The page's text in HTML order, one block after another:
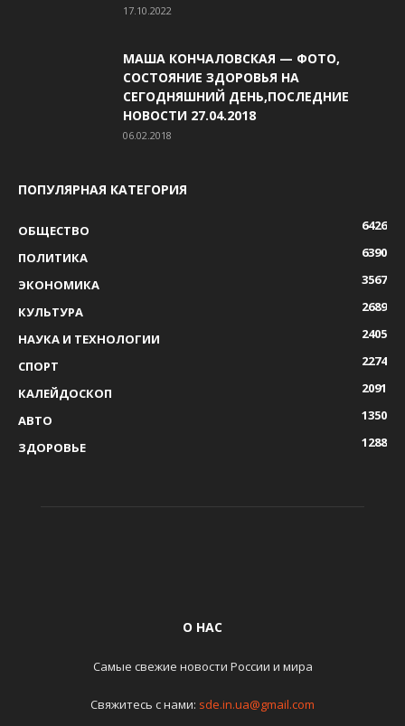
17.10.2022
МАША КОНЧАЛОВСКАЯ — ФОТО,
СОСТОЯНИЕ ЗДОРОВЬЯ НА
СЕГОДНЯШНИЙ ДЕНЬ,ПОСЛЕДНИЕ
НОВОСТИ 27.04.2018
06.02.2018
ПОПУЛЯРНАЯ КАТЕГОРИЯ
ОБЩЕСТВО
6426
ПОЛИТИКА
6390
ЭКОНОМИКА
3567
КУЛЬТУРА
2689
НАУКА И ТЕХНОЛОГИИ
2405
СПОРТ
2274
КАЛЕЙДОСКОП
2091
АВТО
1350
ЗДОРОВЬЕ
1288
О НАС
Самые свежие новости России и мира
Свяжитесь с нами: sde.in.ua@gmail.com